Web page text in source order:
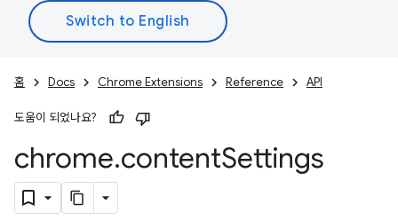
홈 Docs Chrome Extensions Reference API
도움이 되었나요?
chrome.contentSettings